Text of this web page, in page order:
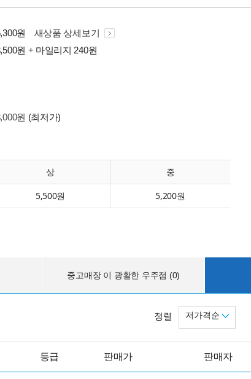
원
새상품 상세보기
원 + 마일리지 240원
원 (최저가)
상 중
5,500원 5,200원
중고매장 이 광활한 우주점 (0)
정렬 저가격순
등급 판매가 판매자